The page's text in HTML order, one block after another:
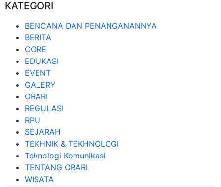
KATEGORI
BENCANA DAN PENANGANANNYA
BERITA
CORE
EDUKASI
EVENT
GALERY
ORARI
REGULASI
RPU
SEJARAH
TEKHNIK & TEKHNOLOGI
Teknologi Komunikasi
TENTANG ORARI
WISATA